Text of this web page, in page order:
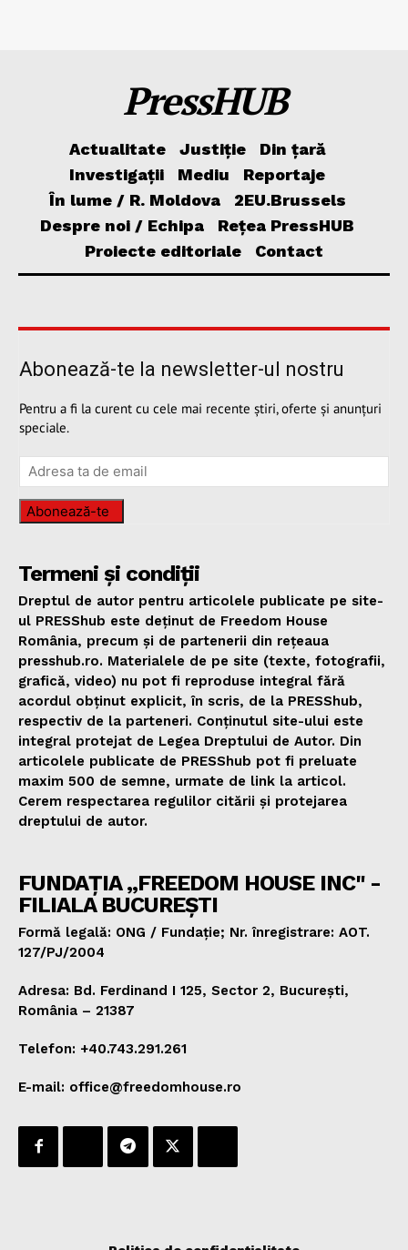
PressHUB
Actualitate Justiție
Din țară
Investigații
Mediu
Reportaje
În lume / R. Moldova
2EU.Brussels
Despre noi / Echipa
Rețea PressHUB
Proiecte editoriale
Contact
Abonează-te la newsletter-ul nostru
Pentru a fi la curent cu cele mai recente știri, oferte și anunțuri
speciale.
Abonează-te
Termeni și condiții
Dreptul de autor pentru articolele publicate pe site-
ul PRESShub este deținut de Freedom House
România, precum și de partenerii din rețeaua
presshub.ro. Materialele de pe site (texte, fotografii,
grafică, video) nu pot fi reproduse integral fără
acordul obținut explicit, în scris, de la PRESShub,
respectiv de la parteneri. Conținutul site-ului este
integral protejat de Legea Dreptului de Autor. Din
articolele publicate de PRESShub pot fi preluate
maxim 500 de semne, urmate de link la articol.
Cerem respectarea regulilor citării și protejarea
dreptului de autor.
FUNDAȚIA „FREEDOM HOUSE INC" -
FILIALA BUCUREȘTI
Formă legală: ONG / Fundație; Nr. înregistrare: AOT.
127/PJ/2004
Adresa: Bd. Ferdinand I 125, Sector 2, București,
România – 21387
Telefon: +40.743.291.261
E-mail: office@freedomhouse.ro